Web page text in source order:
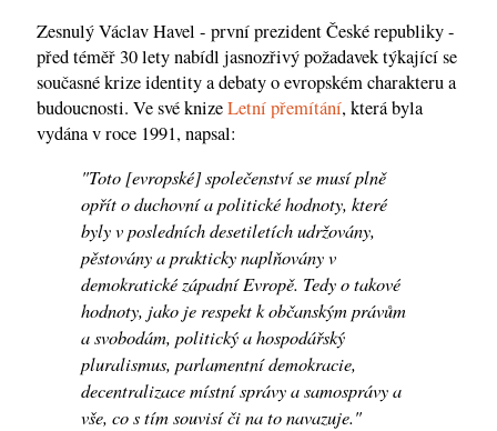
Zesnulý Václav Havel - první prezident České republiky -
před téměř 30 lety nabídl jasnozřivý požadavek týkající se
současné krize identity a debaty o evropském charakteru a
budoucnosti. Ve své knizeLetní přemítání, která byla
vydána v roce 1991, napsal:
"Toto [evropské] společenství se musí plně
opřít o duchovní a politické hodnoty, které
byly v posledních desetiletích udržovány,
pěstovány a prakticky naplňovány v
demokratické západní Evropě. Tedy o takové
hodnoty, jako je respekt k občanským právům
a svobodám, politický a hospodářský
pluralismus, parlamentní demokracie,
decentralizace místní správy a samosprávy a
vše, co s tím souvisí či na to navazuje."